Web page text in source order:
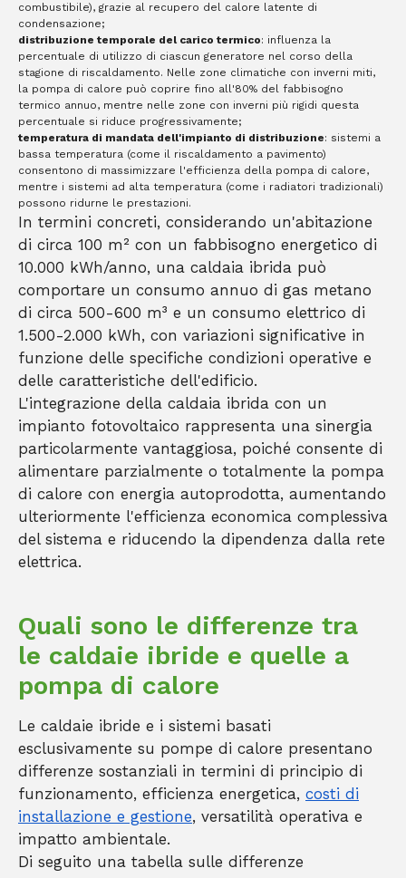
combustibile), grazie al recupero del calore latente di
condensazione;
distribuzione temporale del carico termico: influenza la
percentuale di utilizzo di ciascun generatore nel corso della
stagione di riscaldamento. Nelle zone climatiche con inverni miti,
la pompa di calore può coprire fino all'80% del fabbisogno
termico annuo, mentre nelle zone con inverni più rigidi questa
percentuale si riduce progressivamente;
temperatura di mandata dell'impianto di distribuzione: sistemi a
bassa temperatura (come il riscaldamento a pavimento)
consentono di massimizzare l'efficienza della pompa di calore,
mentre i sistemi ad alta temperatura (come i radiatori tradizionali)
possono ridurne le prestazioni.
In termini concreti, considerando un'abitazione
di circa 100 m² con un fabbisogno energetico di
10.000 kWh/anno, una caldaia ibrida può
comportare un consumo annuo di gas metano
di circa 500-600 m³ e un consumo elettrico di
1.500-2.000 kWh, con variazioni significative in
funzione delle specifiche condizioni operative e
delle caratteristiche dell'edificio.
L'integrazione della caldaia ibrida con un
impianto fotovoltaico rappresenta una sinergia
particolarmente vantaggiosa, poiché consente di
alimentare parzialmente o totalmente la pompa
di calore con energia autoprodotta, aumentando
ulteriormente l'efficienza economica complessiva
del sistema e riducendo la dipendenza dalla rete
elettrica.
Quali sono le differenze tra
le caldaie ibride e quelle a
pompa di calore
Le caldaie ibride e i sistemi basati
esclusivamente su pompe di calore presentano
differenze sostanziali in termini di principio di
funzionamento, efficienza energetica, costi di
installazione e gestione, versatilità operativa e
impatto ambientale.
Di seguito una tabella sulle differenze